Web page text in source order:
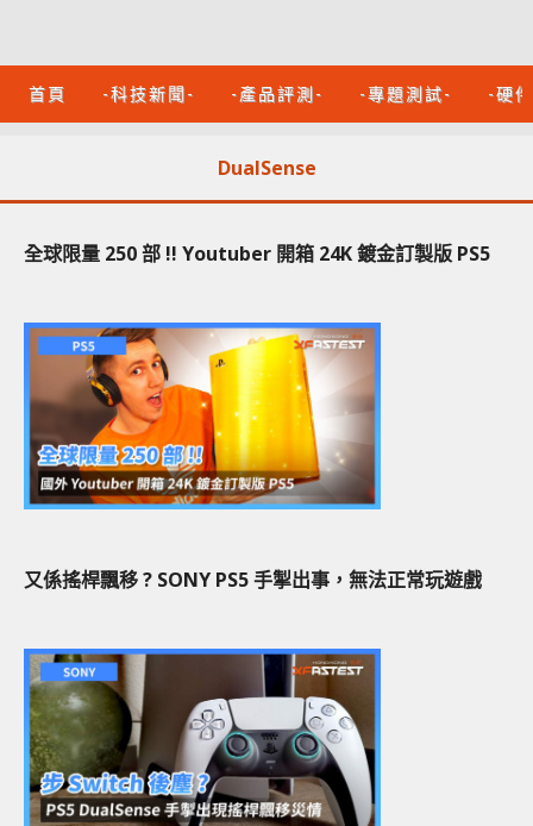
首頁 -科技新聞- -產品評測- -專題測試- -硬
DualSense
全球限量 250 部 !! Youtuber 開箱 24K 鍍金​​訂製版 PS5
又係搖桿飄移 ? SONY PS5 手掣出事，無法正常玩遊戲